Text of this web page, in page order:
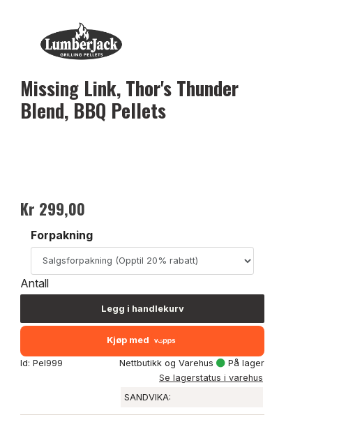
Missing Link, Thor's Thunder
Blend, BBQ Pellets
Kr 299,00
Forpakning
Antall
Legg i handlekurv
Kjøp med
Id: Pel999 Nettbutikk og Varehus
På lager
Se lagerstatus i varehus
SANDVIKA: